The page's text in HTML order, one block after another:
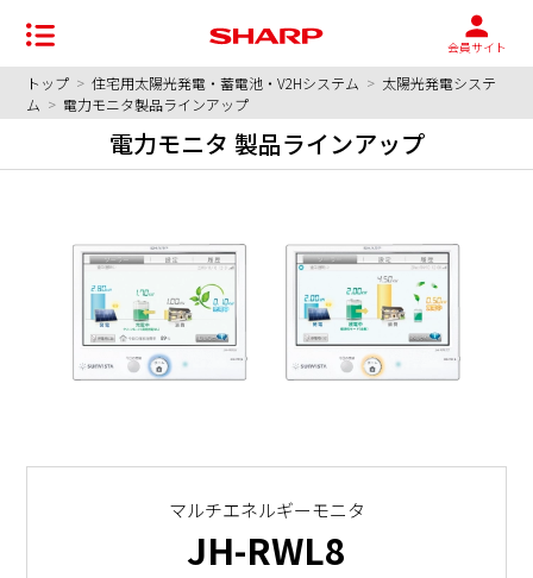
会員サイト
トップ > 住宅用太陽光発電・蓄電池・V2Hシステム > 太陽光発電システ
ム > 電力モニタ製品ラインアップ
電力モニタ 製品ラインアップ
マルチエネルギーモニタ
JH-RWL8